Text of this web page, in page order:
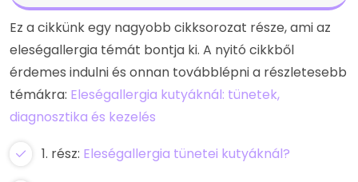
Ez a cikkünk egy nagyobb cikksorozat része, ami az
eleségallergia témát bontja ki. A nyitó cikkből
érdemes indulni és onnan továbblépni a részletesebb
témákra: Eleségallergia kutyáknál: tünetek,
diagnosztika és kezelés
1. rész: Eleségallergia tünetei kutyáknál?